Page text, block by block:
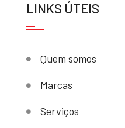
LINKS ÚTEIS
Quem somos
Marcas
Serviços